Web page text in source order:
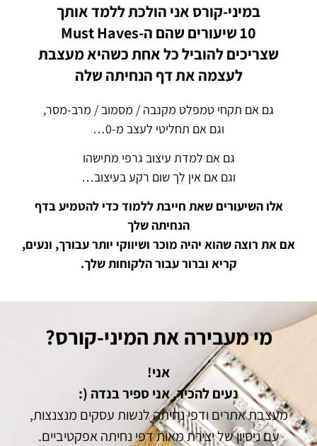
במיני-קורס אני הולכת ללמד אותך
10 שיעורים שהם ה-Must Haves
שצריכים להוביל כל אחת כשהיא מעצבת
לעצמה את דף הנחיתה שלה
גם אם תקחי טמפלט מקנבה / מסמוב / מרב-מסר,
וגם אם תחליטי לעצב מ-0…
גם אם למדת עיצוב גרפי מתישהו
וגם אם אין לך שום רקע בעיצוב…
אלו השיעורים שאת חייבת ללמוד כדי להטמיע בדף
הנחיתה שלך
אם את רוצה שהוא יהיה מוכר ושיווקי יותר עבורך, ונעים,
קריא וברור עבור הלקוחות שלך.
מי מעבירה את המיני-קורס?
אני!
נעים להכיר, אני ספיר בנדה (:
מעצבת אתרים ודפי נחיתה לנשות עסקים מנצנצות,
עם ניסיון של יצירת מאות דפי נחיתה אפקטיביים.